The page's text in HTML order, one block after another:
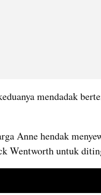
mendadak
Anne hendak
Wentworth untuk